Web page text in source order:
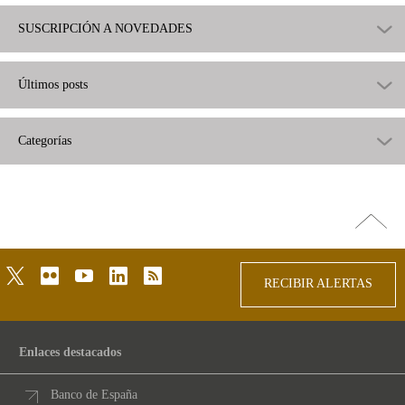
SUSCRIPCIÓN A NOVEDADES
Últimos posts
Categorías
arriba
twitterflickr youtubelinkedinrss
RECIBIR ALERTAS
Enlaces destacados
Banco de España